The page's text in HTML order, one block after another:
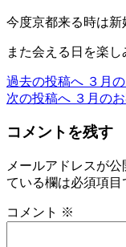
今度京都来る時は新
また会える日を楽し
投
稿
ナ
ビ
ゲ
ー
過去の投稿へ ３月
次の投稿へ ３月の
コメントを残す
メールアドレスが公
ている欄は必須項目
コメント ※